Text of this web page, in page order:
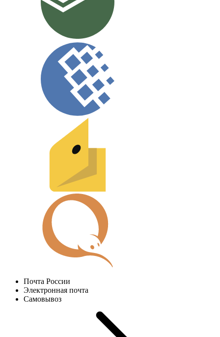
Почта России
Электронная почта
Самовывоз